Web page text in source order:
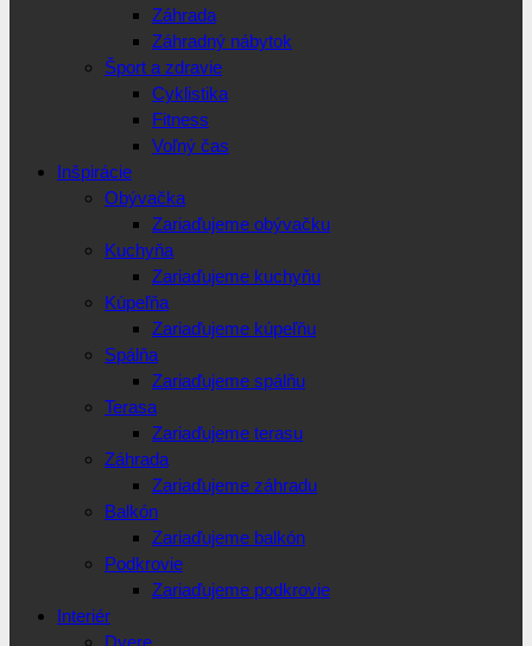
Záhrada
Záhradný nábytok
Šport a zdravie
Cyklistika
Fitness
Voľný čas
Inšpirácie
Obývačka
Zariaďujeme obývačku
Kuchyňa
Zariaďujeme kuchyňu
Kúpeľňa
Zariaďujeme kúpeľňu
Spálňa
Zariaďujeme spálňu
Terasa
Zariaďujeme terasu
Záhrada
Zariaďujeme záhradu
Balkón
Zariaďujeme balkón
Podkrovie
Zariaďujeme podkrovie
Interiér
Dvere